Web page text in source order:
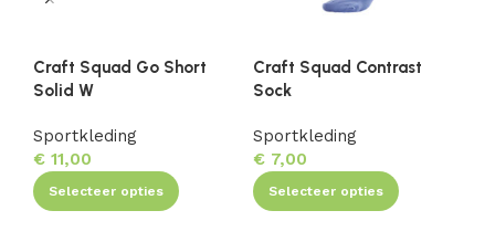
Craft Squad Go Short
Solid W
Sportkleding
€ 11,00
Selecteer opties
Craft Squad Contrast
Sock
Sportkleding
€7,00
Selecteer opties